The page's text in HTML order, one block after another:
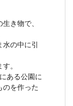
き物で、
の中に引
。
ある公園に
のを作った